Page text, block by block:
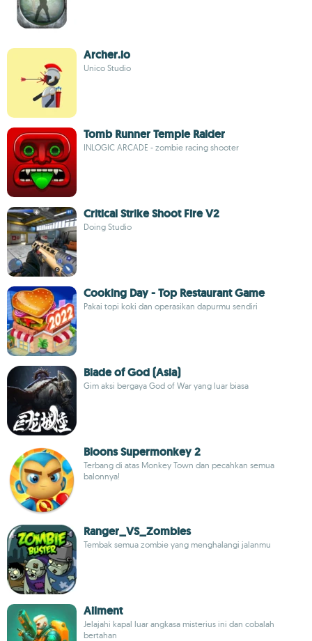
Archer.io
Unico Studio
Tomb Runner Temple Raider
INLOGIC ARCADE - zombie racing shooter
Critical Strike Shoot Fire V2
Doing Studio
Cooking Day - Top Restaurant Game
Pakai topi koki dan operasikan dapurmu sendiri
Blade of God (Asia)
Gim aksi bergaya God of War yang luar biasa
Bloons Supermonkey 2
Terbang di atas Monkey Town dan pecahkan semua
balonnya!
Ranger_VS_Zombies
Tembak semua zombie yang menghalangi jalanmu
Ailment
Jelajahi kapal luar angkasa misterius ini dan cobalah
bertahan